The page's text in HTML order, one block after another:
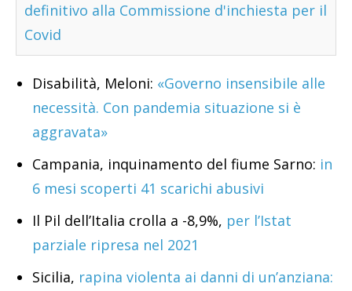
definitivo alla Commissione d'inchiesta per il
Covid
Disabilità, Meloni: «Governo insensibile alle
necessità. Con pandemia situazione si è
aggravata»
Campania, inquinamento del fiume Sarno: in
6 mesi scoperti 41 scarichi abusivi
Il Pil dell’Italia crolla a -8,9%, per l’Istat
parziale ripresa nel 2021
Sicilia, rapina violenta ai danni di un’anziana: